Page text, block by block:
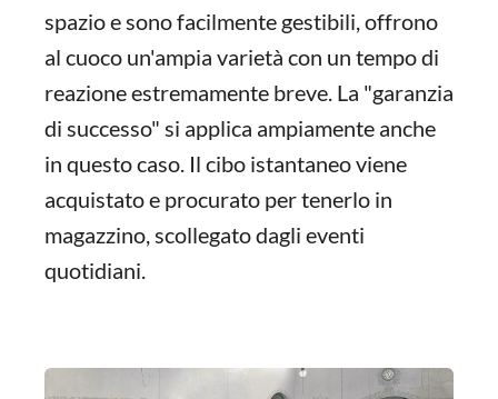
spazio e sono facilmente gestibili, offrono
al cuoco un'ampia varietà con un tempo di
reazione estremamente breve. La "garanzia
di successo" si applica ampiamente anche
in questo caso. Il cibo istantaneo viene
acquistato e procurato per tenerlo in
magazzino, scollegato dagli eventi
quotidiani.